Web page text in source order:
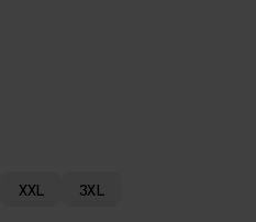
XXL 3XL